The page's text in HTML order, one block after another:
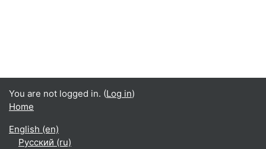
You are not logged in. (Log in)
Home
English ‎(en)‎
Русский ‎(ru)‎